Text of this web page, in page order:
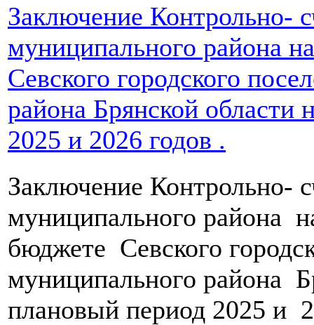
Заключение Контрольно-
муниципального района
Севского городского
района Брянской области
2025 и 2026 годов .
Заключение Контрольно-
муниципального района
бюджете Севского
муниципального района
плановый период 2025 и